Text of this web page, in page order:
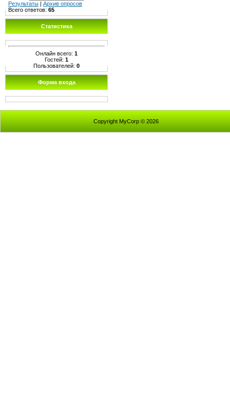
Результаты | Архив опросов
Всего ответов: 65
Статистика
Онлайн всего: 1
Гостей: 1
Пользователей: 0
Форма входа
Copyright MyCorp © 2026